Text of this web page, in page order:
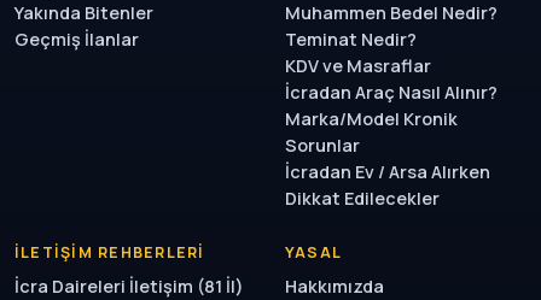
Yakında Bitenler
Geçmiş İlanlar
Muhammen Bedel Nedir?
Teminat Nedir?
KDV ve Masraflar
İcradan Araç Nasıl Alınır?
Marka/Model Kronik
Sorunlar
İcradan Ev / Arsa Alırken
Dikkat Edilecekler
İLETIŞIM REHBERLERI
İcra Daireleri İletişim (81 İl)
YASAL
Hakkımızda